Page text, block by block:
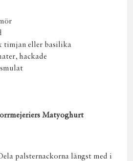
timjan eller basilika
hackade
Matyoghurt
palsternackorna längst med i